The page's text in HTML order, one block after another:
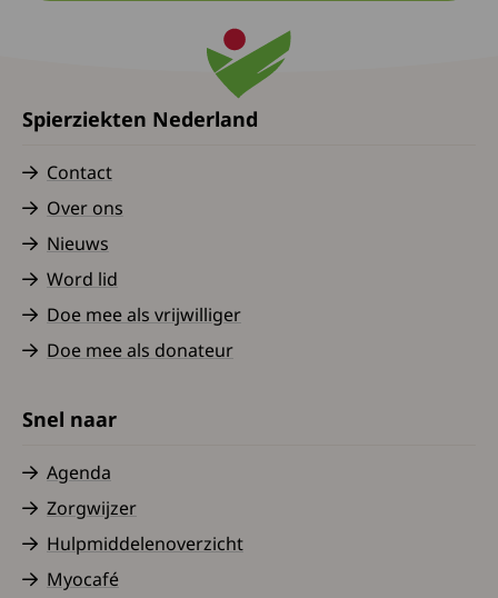
Spierziekten Nederland
Contact
Over ons
Nieuws
Word lid
Doe mee als vrijwilliger
Doe mee als donateur
Snel naar
Agenda
Zorgwijzer
Hulpmiddelenoverzicht
Myocafé